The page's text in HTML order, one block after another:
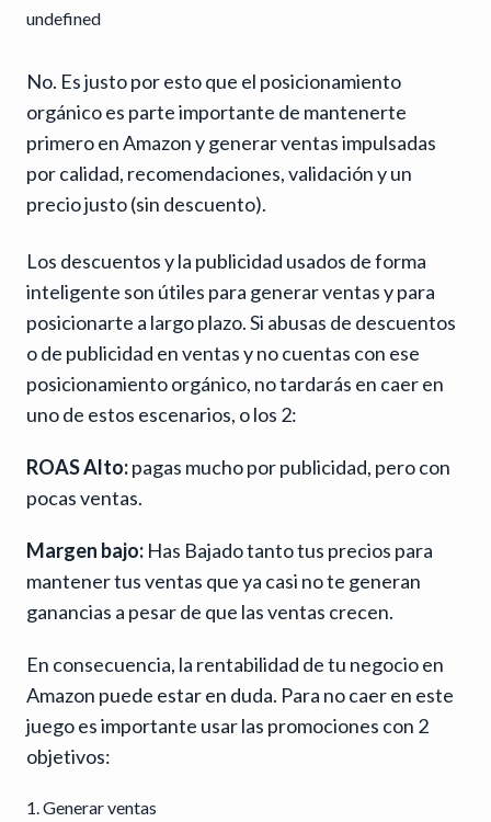
undefined
No. Es justo por esto que el posicionamiento
orgánico es parte importante de mantenerte
primero en Amazon y generar ventas impulsadas
por calidad, recomendaciones, validación y un
precio justo (sin descuento).
Los descuentos y la publicidad usados de forma
inteligente son útiles para generar ventas y para
posicionarte a largo plazo. Si abusas de descuentos
o de publicidad en ventas y no cuentas con ese
posicionamiento orgánico, no tardarás en caer en
uno de estos escenarios, o los 2:
ROAS Alto:pagas mucho por publicidad, pero con
pocas ventas.
Margen bajo: Has Bajado tanto tus precios para
mantener tus ventas que ya casi no te generan
ganancias a pesar de que las ventas crecen.
En consecuencia, la rentabilidad de tu negocio en
Amazon puede estar en duda. Para no caer en este
juego es importante usar las promociones con 2
objetivos:
Generar ventas